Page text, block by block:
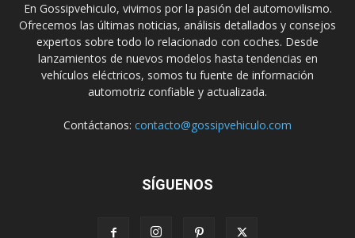
En Gossipvehiculo, vivimos por la pasión del automovilismo.
Ofrecemos las últimas noticias, análisis detallados y consejos
expertos sobre todo lo relacionado con coches. Desde
lanzamientos de nuevos modelos hasta tendencias en
vehículos eléctricos, somos tu fuente de información
automotriz confiable y actualizada.
Contáctanos: contacto@gossipvehiculo.com
SÍGUENOS